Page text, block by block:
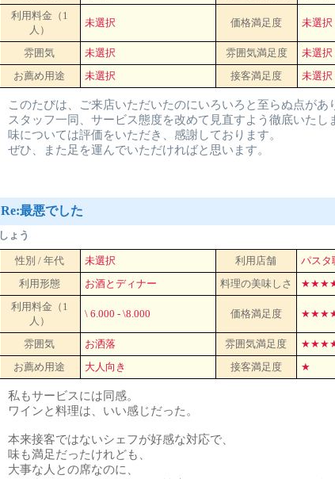
利用料金（1
人）
未選択 価格満足度 未選択
雰囲気 未選択 雰囲気満足度
未選択
お薦め用途
未選択 接客満足度 未選択
このたびは、ご来店いただいたのにいろいろと至らぬ点があ
スタッフ一同、サービス態度を改めて見直すよう徹底いたし
味については評価をいただき、感謝しております。
ぜひ、また足を運んでいただければと思います。
Re:最悪でした
しょう
性別 / 年代 未選択 利用店舗
パス
利用形態
お酒とディナー 料理の美味しさ
利用料金（1
人）
\ 6.000 - \8.000 価格満足度
雰囲気 お洒落 雰囲気満足度
お薦め用途
大人向き 接客満足度 ★
私もサービスには同感。
ワインと料理は、いい感じだった。
本来接客ではないシェフが好感な対応で、
味も満足だったけれども、
大事な人との席なのに、